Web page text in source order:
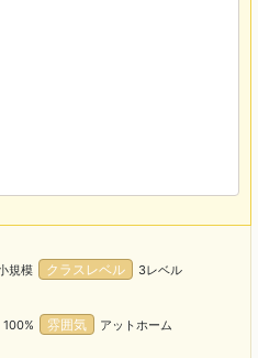
規模 クラスレベル 3レベル
100% 雰囲気 アットホーム